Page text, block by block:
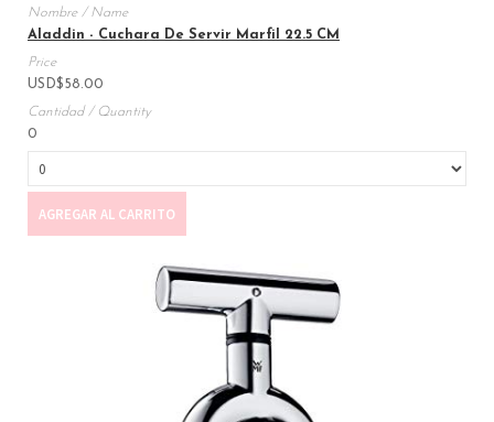
Aladdin - Cuchara De Servir Marfil 22.5 CM
USD$58.00
0
AGREGAR AL CARRITO